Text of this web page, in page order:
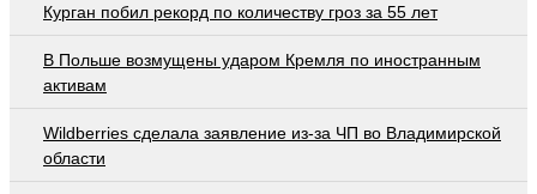
Курган побил рекорд по количеству гроз за 55 лет
В Польше возмущены ударом Кремля по иностранным
активам
Wildberries cделала заявление из-за ЧП во Владимирской
области